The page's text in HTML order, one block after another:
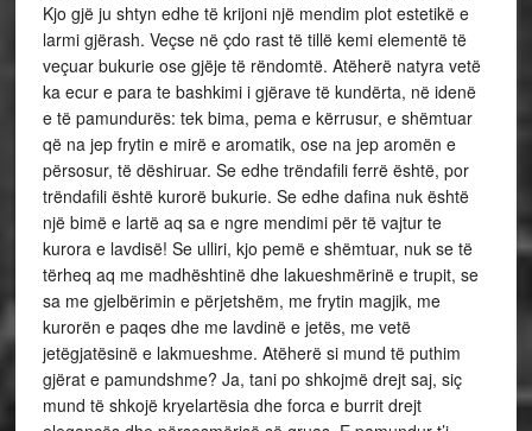
Kjo gjë ju shtyn edhe të krijoni një mendim plot estetikë e
larmi gjërash. Veçse në çdo rast të tillë kemi elementë të
veçuar bukurie ose gjëje të rëndomtë. Atëherë natyra vetë
ka ecur e para te bashkimi i gjërave të kundërta, në idenë
e të pamundurës: tek bima, pema e kërrusur, e shëmtuar
që na jep frytin e mirë e aromatik, ose na jep aromën e
përsosur, të dëshiruar. Se edhe trëndafili ferrë është, por
trëndafili është kurorë bukurie. Se edhe dafina nuk është
një bimë e lartë aq sa e ngre mendimi për të vajtur te
kurora e lavdisë! Se ulliri, kjo pemë e shëmtuar, nuk se të
tërheq aq me madhështinë dhe lakueshmërinë e trupit, se
sa me gjelbërimin e përjetshëm, me frytin magjik, me
kurorën e paqes dhe me lavdinë e jetës, me vetë
jetëgjatësinë e lakmueshme. Atëherë si mund të puthim
gjërat e pamundshme? Ja, tani po shkojmë drejt saj, siç
mund të shkojë kryelartësia dhe forca e burrit drejt